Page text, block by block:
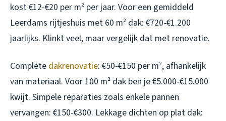
kost €12-€20 per m² per jaar. Voor een gemiddeld
Leerdams rijtjeshuis met 60 m² dak: €720-€1.200
jaarlijks. Klinkt veel, maar vergelijk dat met renovatie.
Complete dakrenovatie: €50-€150 per m², afhankelijk
van materiaal. Voor 100 m² dak ben je €5.000-€15.000
kwijt. Simpele reparaties zoals enkele pannen
vervangen: €150-€300. Lekkage dichten op plat dak: